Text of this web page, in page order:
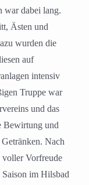
war dabei lang.
Ästen und
wurden die
auf
intensiv
Truppe war
und das
Bewirtung und
Nach
voller Vorfreude
im Hilsbad